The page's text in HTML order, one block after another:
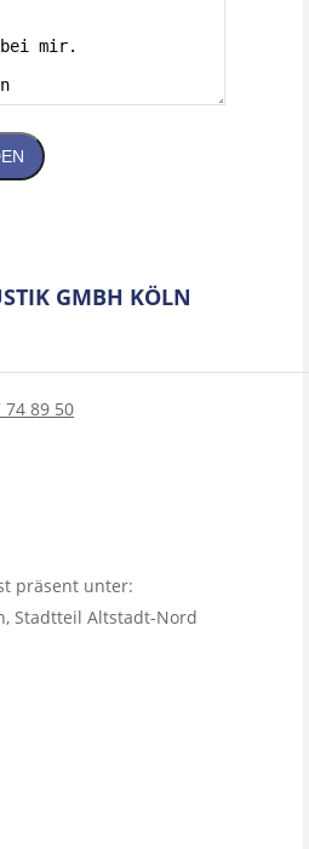
GMBH KÖLN
74 89 50
präsent unter:
, Stadtteil Altstadt-Nord